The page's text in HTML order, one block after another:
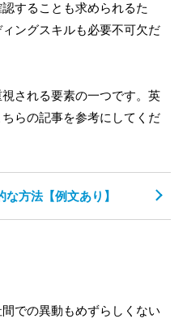
することも求められるた
ングスキルも必要不可欠だ
される要素の一つです。英
らの記事を参考にしてくだ
方法【例文あり】
での異動もめずらしくない